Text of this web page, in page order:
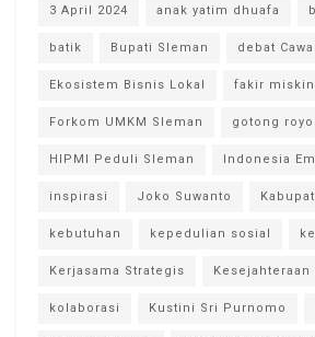
3 April 2024 anak yatim dhuafa
batik Bupati Sleman debat
Ekosistem Bisnis Lokal fakir miskin
Forkom UMKM Sleman gotong
HIPMI Peduli Sleman Indonesia
inspirasi Joko Suwanto
kebutuhan kepedulian sosial
Kerjasama Strategis Kesejahteraan
kolaborasi Kustini Sri Purnomo